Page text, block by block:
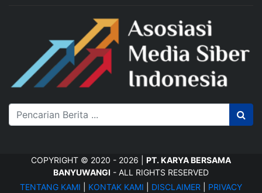
COPYRIGHT © 2020 - 2026 | PT. KARYA BERSAMA
BANYUWANGI - ALL RIGHTS RESERVED
TENTANG KAMI
KONTAK KAMI DISCLAIMER PRIVACY